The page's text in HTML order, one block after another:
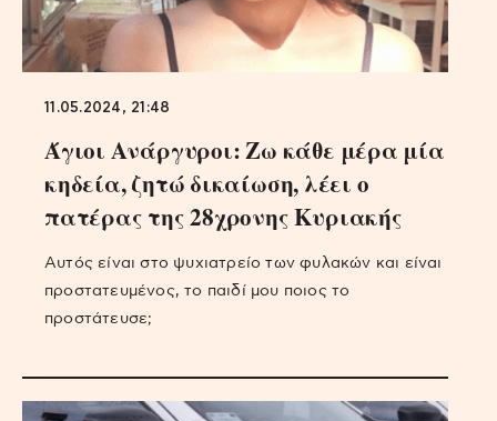
11.05.2024, 21:48
Άγιοι Ανάργυροι: Ζω κάθε μέρα μία
κηδεία, ζητώ δικαίωση, λέει ο
πατέρας της 28χρονης Κυριακής
Αυτός είναι στο ψυχιατρείο των φυλακών και είναι
προστατευμένος, το παιδί μου ποιος το
προστάτευσε;